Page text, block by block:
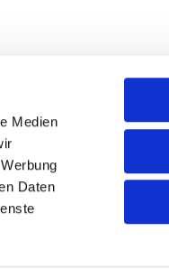
Medien
Daten